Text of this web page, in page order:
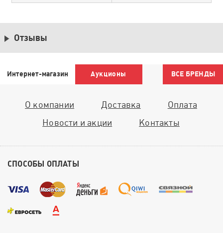
Отзывы
Интернет-магазин Аукционы ВСЕ БРЕНДЫ
О компании Доставка
Оплата
Новости и акции
Контакты
СПОСОБЫ ОПЛАТЫ